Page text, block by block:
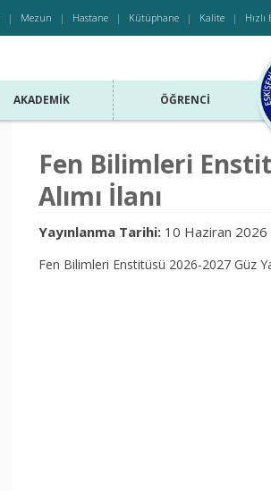
Mezun Hastane Kütüphane Kalite
AKADEMIK ÖĞRENCI
Fen Bilimleri
Alımı İlanı
Yayınlanma Tarihi:10 Haziran 2026
Fen Bilimleri Enstitüsü 2026-2027 Güz